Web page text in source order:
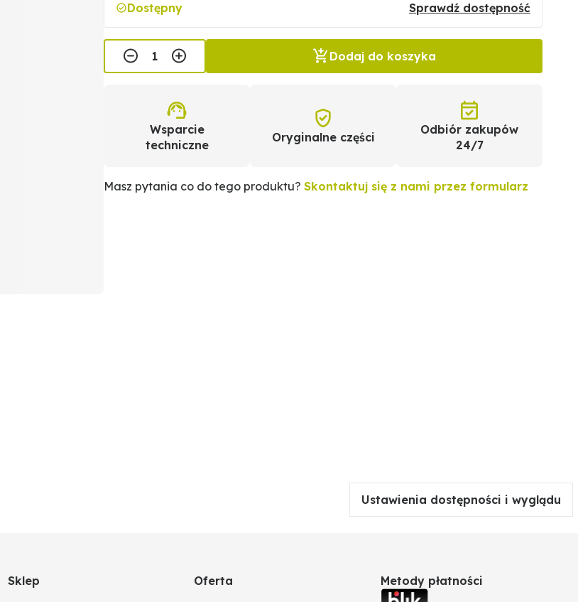
Dostępny Sprawdź dostępność
Dodaj do koszyka
Wsparcie
techniczne
Oryginalne części
Odbiór zakupów
24/7
Masz pytania co do tego produktu? Skontaktuj się z nami przez formularz
Ustawienia dostępności i wyglądu
Sklep Oferta Metody płatności